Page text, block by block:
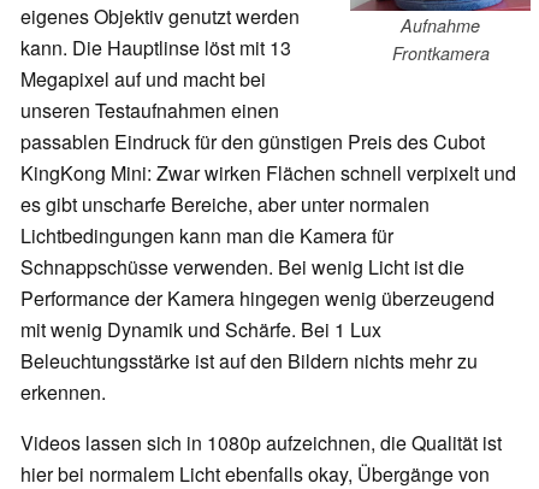
Aufnahme
Frontkamera
eigenes Objektiv genutzt werden
kann. Die Hauptlinse löst mit 13
Megapixel auf und macht bei
unseren Testaufnahmen einen
passablen Eindruck für den günstigen Preis des Cubot
KingKong Mini: Zwar wirken Flächen schnell verpixelt und
es gibt unscharfe Bereiche, aber unter normalen
Lichtbedingungen kann man die Kamera für
Schnappschüsse verwenden. Bei wenig Licht ist die
Performance der Kamera hingegen wenig überzeugend
mit wenig Dynamik und Schärfe. Bei 1 Lux
Beleuchtungsstärke ist auf den Bildern nichts mehr zu
erkennen.
Videos lassen sich in 1080p aufzeichnen, die Qualität ist
hier bei normalem Licht ebenfalls okay, Übergänge von